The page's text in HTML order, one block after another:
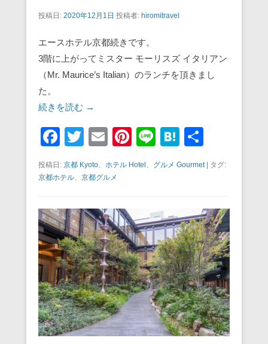
投稿日: 2020年12月1日 投稿者: hiromitravel
エースホテル京都続きです。
3階に上がってミスター モーリスズ イタリアン
（Mr. Maurice’s Italian）のランチを頂きまし
た。
続きを読む →
F
a
c
b
o
o
k
T
tt
E
ail
Pi
er
st
Li
n
e
H
a
投稿日: 京都 Kyoto、 ホテル Hotel 、 グルメ Gourmet| タグ:
京都ホテル、 京都グルメ